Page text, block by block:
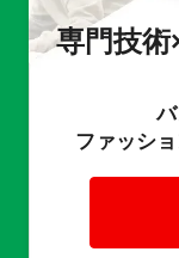
専門技
ファッシ